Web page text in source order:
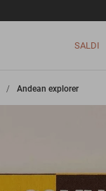
SALDI
>
Andean explorer